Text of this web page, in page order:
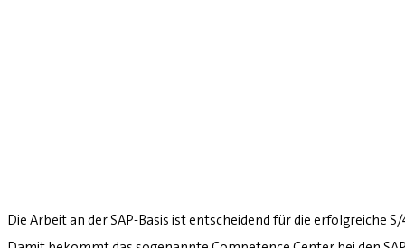
Die Arbeit an der SAP-Basis ist entscheidend für die erfolgreiche